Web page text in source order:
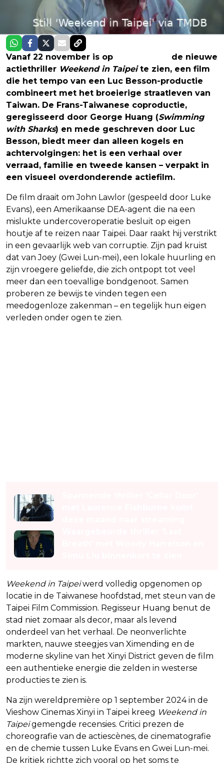
Vanaf 22 november is op
de nieuwe
actiethriller Weekend in Taipeite zien, een film
die het tempo van een Luc Besson-productie
combineert met het broeierige straatleven van
Taiwan. De Frans-Taiwanese coproductie,
geregisseerd door George Huang (Swimming
with Sharks) en mede geschreven door Luc
Besson, biedt meer dan alleen kogels en
achtervolgingen: het is een verhaal over
verraad, familie en tweede kansen – verpakt in
een visueel overdonderende actiefilm.
De film draait om John Lawlor (gespeeld door Luke
Evans), een Amerikaanse DEA-agent die na een
mislukte undercoveroperatie besluit op eigen
houtje af te reizen naar Taipei. Daar raakt hij verstrikt
in een gevaarlijk web van corruptie. Zijn pad kruist
dat van Joey (Gwei Lun-mei), een lokale huurling en
zijn vroegere geliefde, die zich ontpopt tot veel
meer dan een toevallige bondgenoot. Samen
proberen ze bewijs te vinden tegen een
meedogenloze zakenman – en tegelijk hun eigen
verleden onder ogen te zien.
Weekend in Taipeiwerd volledig opgenomen op
locatie in de Taiwanese hoofdstad, met steun van de
Taipei Film Commission. Regisseur Huang benut de
stad niet zomaar als decor, maar als levend
onderdeel van het verhaal. De neonverlichte
markten, nauwe steegjes van Ximending en de
moderne skyline van het Xinyi District geven de film
een authentieke energie die zelden in westerse
producties te zien is.
Na zijn wereldpremière op 1 september 2024 in de
Vieshow Cinemas Xinyi in Taipei kreeg Weekend in
Taipeigemengde recensies. Critici prezen de
choreografie van de actiescènes, de cinematografie
en de chemie tussen Luke Evans en Gwei Lun-mei.
De kritiek richtte zich vooral op het soms te